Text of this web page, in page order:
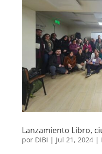
Lanzamiento Libro,
por DIBI | Jul 21, 2024|